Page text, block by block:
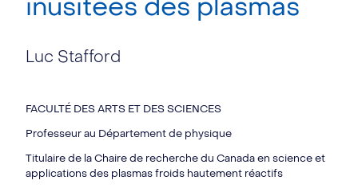
inusitées des plasmas
Luc Stafford
FACULTÉ DES ARTS ET DES SCIENCES
Professeur au Département de physique
Titulaire de la Chaire de recherche du Canada en science et
applications des plasmas froids hautement réactifs